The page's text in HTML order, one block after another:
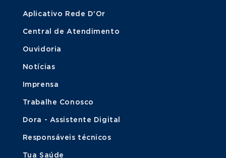
Aplicativo Rede D'Or
Central de Atendimento
Ouvidoria
Notícias
Imprensa
Trabalhe Conosco
Dora - Assistente Digital
Responsáveis técnicos
Tua Saúde